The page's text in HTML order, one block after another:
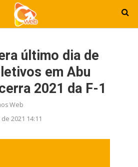
último dia de
em Abu
2021 da F-1
Web
2021 14:11